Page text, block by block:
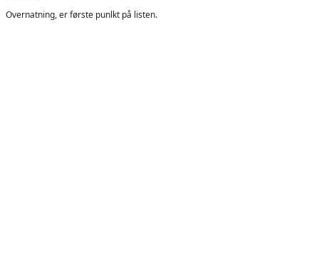
Overnatning, er første punlkt på listen.